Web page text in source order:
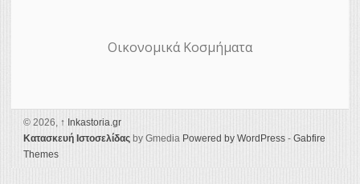
Οικονομικά Κοσμήματα
© 2026, ↑ Ιnkastoria.gr
Κατασκευή Ιστοσελίδας by Gmedia Powered by WordPress - Gabfire
Themes